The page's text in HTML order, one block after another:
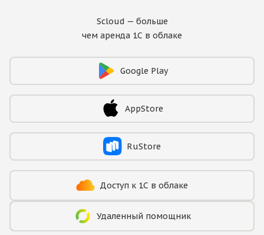
Scloud — больше
чем аренда 1С в облаке
Доступ к 1С в облаке
Удаленный помощник
Google Play
AppStore
RuStore